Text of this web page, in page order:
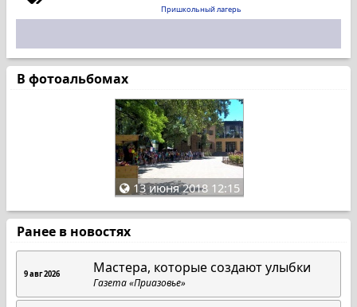
Пришкольный лагерь
В фотоальбомах
13 июня 2018 12:15
Ранее в новостях
9 авг 2026 Мастера, которые создают улыбки
Газета «Приазовье»